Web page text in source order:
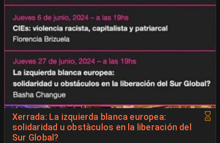
Xerrada: La izquierda blanca europea:
solidaridad u obstàculos en la liberación del
Sur Global?